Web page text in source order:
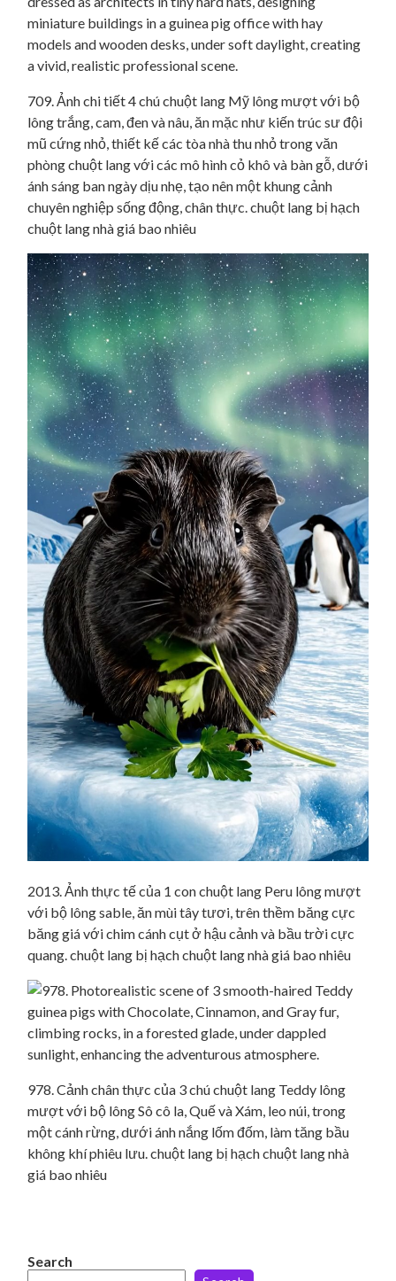
709. Ảnh chi tiết 4 chú chuột lang Mỹ lông mượt với bộ
lông trắng, cam, đen và nâu, ăn mặc như kiến trúc sư đội
mũ cứng nhỏ, thiết kế các tòa nhà thu nhỏ trong văn
phòng chuột lang với các mô hình cỏ khô và bàn gỗ, dưới
ánh sáng ban ngày dịu nhẹ, tạo nên một khung cảnh
chuyên nghiệp sống động, chân thực. chuột lang bị hạch
chuột lang nhà giá bao nhiêu
2013. Ảnh thực tế của 1 con chuột lang Peru lông mượt
với bộ lông sable, ăn mùi tây tươi, trên thềm băng cực
băng giá với chim cánh cụt ở hậu cảnh và bầu trời cực
quang. chuột lang bị hạch chuột lang nhà giá bao nhiêu
978. Cảnh chân thực của 3 chú chuột lang Teddy lông
mượt với bộ lông Sô cô la, Quế và Xám, leo núi, trong
một cánh rừng, dưới ánh nắng lốm đốm, làm tăng bầu
không khí phiêu lưu. chuột lang bị hạch chuột lang nhà
giá bao nhiêu
Search